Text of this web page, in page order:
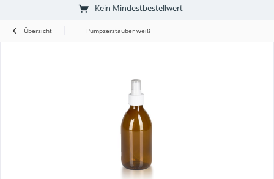
Kein Mindestbestellwert
Übersicht Pumpzerstäuber weiß